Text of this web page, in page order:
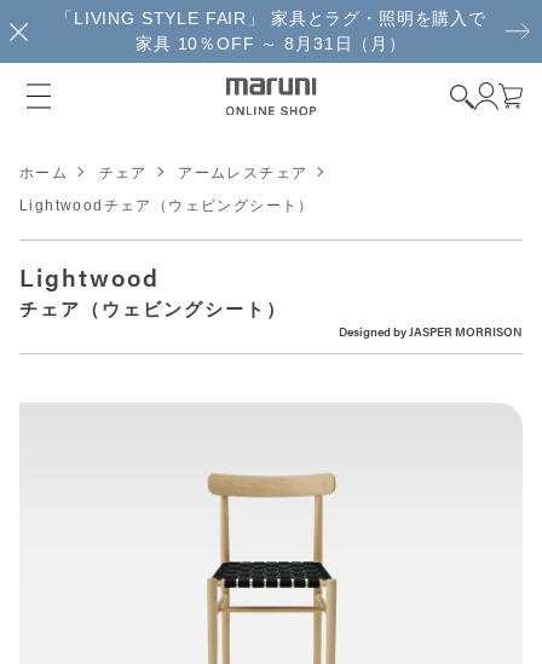
「LIVING STYLE FAIR」 家具とラグ・照明を購入で
家具 10％OFF ～ 8月31日（月）
ホーム チェア
アームレスチェア
Lightwoodチェア（ウェビングシート）
Lightwood
チェア（ウェビングシート）
Designed byJASPER MORRISON